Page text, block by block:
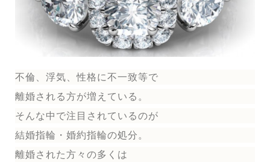
不倫、浮気、性格に不一致等で
離婚される方が増えている。
そんな中で注目されているのが
結婚指輪 ・婚約指輪の処分。
離婚された方々の多くは